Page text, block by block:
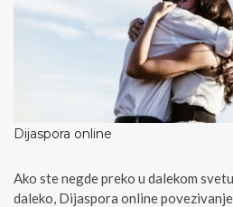
Dijaspora online
Ako ste negde preko u dalekom
daleko, Dijaspora online